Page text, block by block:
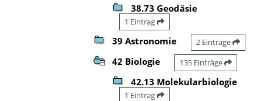
38.73 Geodäsie
1 Eintrag
39 Astronomie 2 Einträge
42 Biologie 135 Einträge
42.13 Molekularbiologie
1 Eintrag